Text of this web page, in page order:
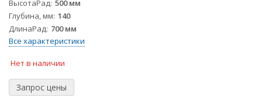
ВысотаРад 500 мм
Глубина, мм 140
ДлинаРад 700 мм
Все характеристики
Нет в наличии